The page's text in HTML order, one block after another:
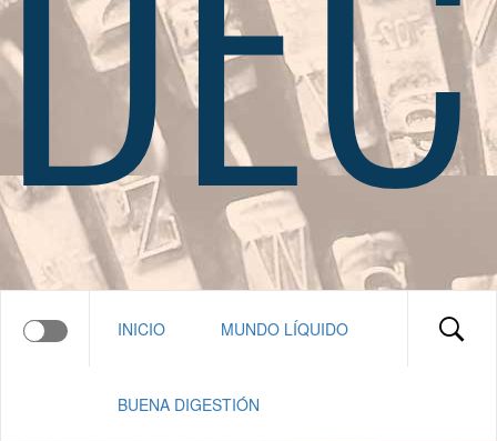
INICIO MUNDO LÍQUIDO
BUENA DIGESTIÓN